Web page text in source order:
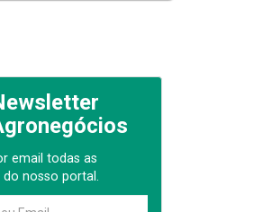
email todas as
do nosso portal.